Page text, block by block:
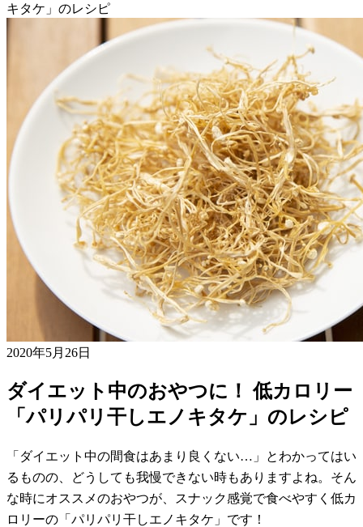
キタケ」のレシピ
2020年5月26日
ダイエット中のおやつに！ 低カロリー
「パリパリ干しエノキタケ」のレシピ
「ダイエット中の間食はあまり良くない…」とわかってはい
るものの、どうしても我慢できない時もありますよね。そん
な時にオススメのおやつが、スナック感覚で食べやすく低カ
ロリーの「パリパリ干しエノキタケ」です！